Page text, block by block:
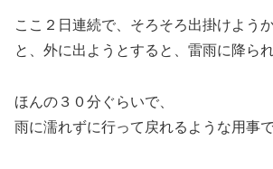
ここ２日連続で、そろそろ出掛けようか
と、外に出ようとすると、雷雨に降ら
ほんの３０分ぐらいで、
雨に濡れずに行って戻れるような用事で